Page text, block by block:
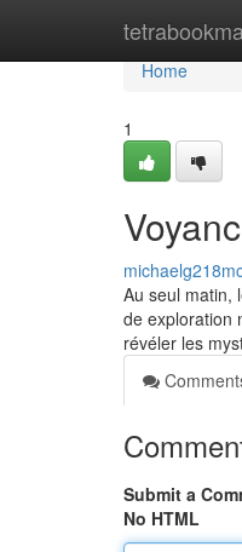
Home
Home
1
Au seul matin,
de exploration
révéler les
Submit a
No HTML